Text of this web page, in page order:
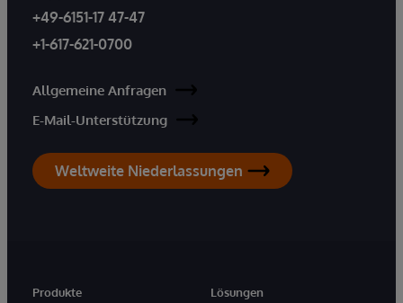
+49-6151-17 47-47
+1-617-621-0700
Allgemeine Anfragen
E-Mail-Unterstützung
Weltweite Niederlassungen
Produkte
Lösungen